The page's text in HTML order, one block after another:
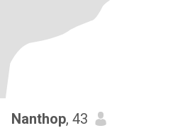
Nanthop, 43